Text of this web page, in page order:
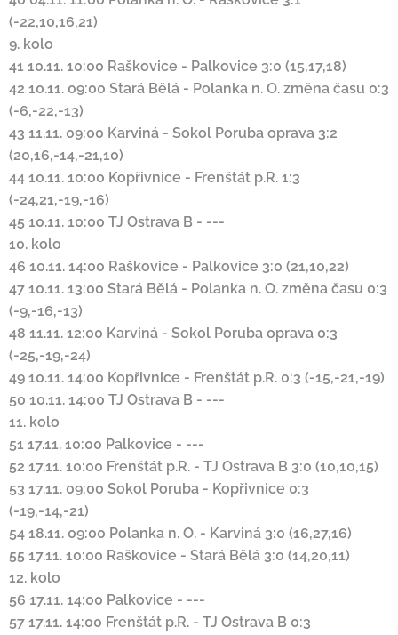
(-22,10,16,21)
9. kolo
41 10.11. 10:00 Raškovice - Palkovice 3:0 (15,17,18)
42 10.11. 09:00 Stará Bělá - Polanka n. O. změna času 0:3
(-6,-22,-13)
43 11.11. 09:00 Karviná - Sokol Poruba oprava 3:2
(20,16,-14,-21,10)
44 10.11. 10:00 Kopřivnice - Frenštát p.R. 1:3
(-24,21,-19,-16)
45 10.11. 10:00 TJ Ostrava B - ---
10. kolo
46 10.11. 14:00 Raškovice - Palkovice 3:0 (21,10,22)
47 10.11. 13:00 Stará Bělá - Polanka n. O. změna času 0:3
(-9,-16,-13)
48 11.11. 12:00 Karviná - Sokol Poruba oprava 0:3
(-25,-19,-24)
49 10.11. 14:00 Kopřivnice - Frenštát p.R. 0:3 (-15,-21,-19)
50 10.11. 14:00 TJ Ostrava B - ---
11. kolo
51 17.11. 10:00 Palkovice - ---
52 17.11. 10:00 Frenštát p.R. - TJ Ostrava B 3:0 (10,10,15)
53 17.11. 09:00 Sokol Poruba - Kopřivnice 0:3
(-19,-14,-21)
54 18.11. 09:00 Polanka n. O. - Karviná 3:0 (16,27,16)
55 17.11. 10:00 Raškovice - Stará Bělá 3:0 (14,20,11)
12. kolo
56 17.11. 14:00 Palkovice - ---
57 17.11. 14:00 Frenštát p.R. - TJ Ostrava B 0:3